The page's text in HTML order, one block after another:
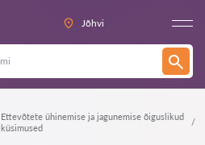
Jõhvi
Ettevõtete ühinemise ja jagunemise õiguslikud
küsimused